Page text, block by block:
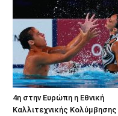
4η στην Ευρώπη η Εθνική
Καλλιτεχνικής Κολύμβησης